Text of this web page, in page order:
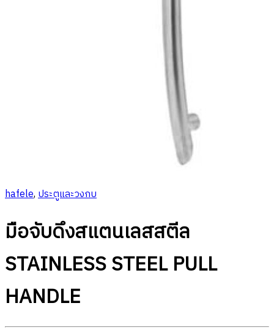
hafele,ประตูและวงกบ
มือจับดึงสแตนเลสสตีล
STAINLESS STEEL PULL
HANDLE